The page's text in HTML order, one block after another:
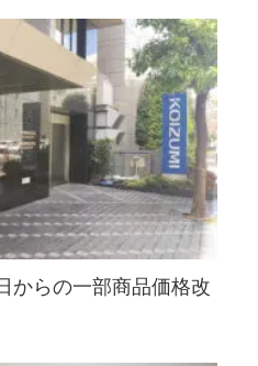
からの一部商品価格改